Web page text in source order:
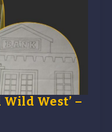
West’ –